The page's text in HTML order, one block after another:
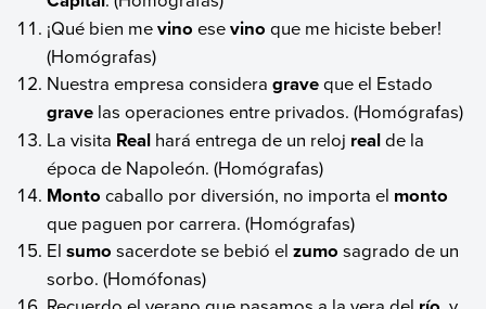
¡Qué bien mevino esevino que me hiciste beber!
(Homógrafas)
Nuestra empresa consideragraveque el Estado
grave las operaciones entre privados. (Homógrafas)
La visita Real hará entrega de un reloj realde la
época de Napoleón. (Homógrafas)
Monto caballo por diversión, no importa el monto
que paguen por carrera. (Homógrafas)
Elsumo sacerdote se bebió elzumo sagrado de un
sorbo. (Homófonas)